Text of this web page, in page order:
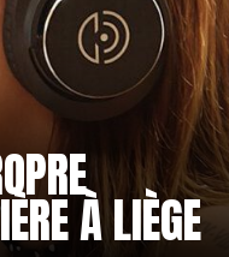
À LIÈGE